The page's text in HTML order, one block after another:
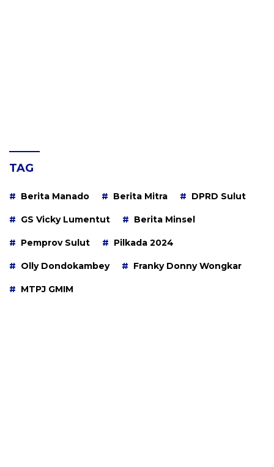
TAG
Berita Manado Berita Mitra DPRD Sulut
GS Vicky Lumentut Berita Minsel
Pemprov Sulut Pilkada 2024
Olly Dondokambey Franky Donny Wongkar
MTPJ GMIM